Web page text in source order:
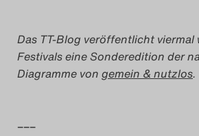
2021
Das
Das TT-Blog veröffentlicht viermal
Festivals eine Sonderedition der
Diagramme von gemein & nutzlos.
–––